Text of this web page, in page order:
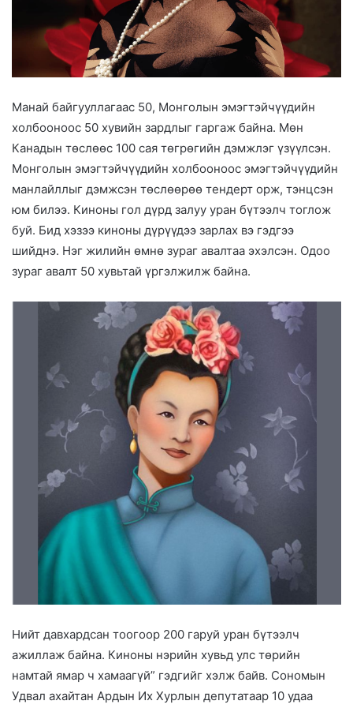
Манай байгууллагаас 50, Монголын эмэгтэйчүүдийн
холбооноос 50 хувийн зардлыг гаргаж байна. Мөн
Канадын төслөөс 100 сая төгрөгийн дэмжлэг үзүүлсэн.
Монголын эмэгтэйчүүдийн холбооноос эмэгтэйчүүдийн
манлайллыг дэмжсэн төслөөрөө тендерт орж, тэнцсэн
юм билээ. Киноны гол дүрд залуу уран бүтээлч тоглож
буй. Бид хэзээ киноны дүрүүдээ зарлах вэ гэдгээ
шийднэ. Нэг жилийн өмнө зураг авалтаа эхэлсэн. Одоо
зураг авалт 50 хувьтай үргэлжилж байна.
Нийт давхардсан тоогоор 200 гаруй уран бүтээлч
ажиллаж байна. Киноны нэрийн хувьд улс төрийн
намтай ямар ч хамаагүй” гэдгийг хэлж байв. Сономын
Удвал ахайтан Ардын Их Хурлын депутатаар 10 удаа